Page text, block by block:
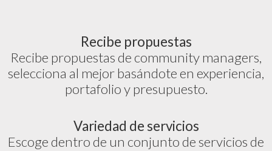
Recibe propuestas
Recibe propuestas de community managers,
selecciona al mejor basándote en experiencia,
portafolio y presupuesto.
Variedad de servicios
Escoge dentro de un conjunto de servicios de